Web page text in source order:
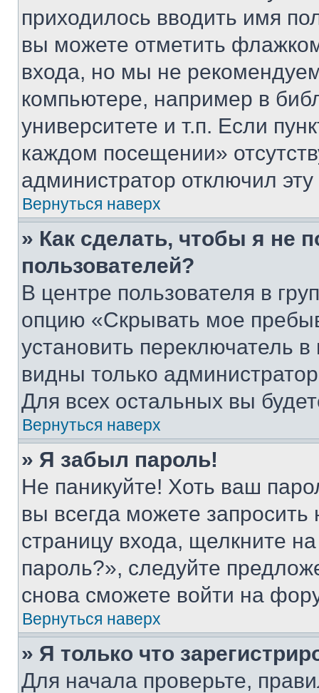
приходилось вводить имя
вы можете отметить
входа, но мы не
компьютере, например в
университете и т.п. Если
каждом посещении»
администратор отключил
Вернуться наверх
» Как сделать, чтобы я не
пользователей?
В центре пользователя в
опцию «Скрывать мое
установить переключатель
видны только
Для всех остальных вы
Вернуться наверх
» Я забыл пароль!
Не паникуйте! Хоть ваш
вы всегда можете
страницу входа, щелкните
пароль?», следуйте
снова сможете войти на
Вернуться наверх
» Я только что
Для начала проверьте,